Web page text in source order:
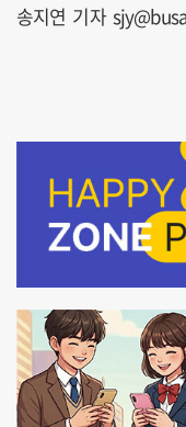
송지연 기자